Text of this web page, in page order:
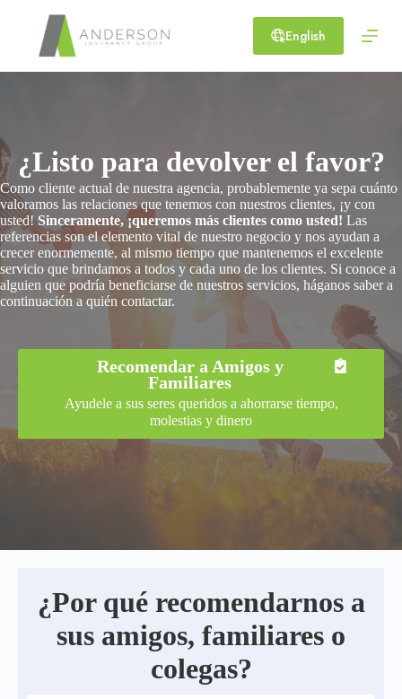
English
¿Listo para devolver el favor?
Como cliente actual de nuestra agencia, probablemente ya sepa cuánto
valoramos las relaciones que tenemos con nuestros clientes, ¡y con
usted!Sinceramente, ¡queremos más clientes como usted! Las
referencias son el elemento vital de nuestro negocio y nos ayudan a
crecer enormemente, al mismo tiempo que mantenemos el excelente
servicio que brindamos a todos y cada uno de los clientes. Si conoce a
alguien que podría beneficiarse de nuestros servicios, háganos saber a
continuación a quién contactar.
Recomendar a Amigos y
Familiares
Ayudele a sus seres queridos a ahorrarse tiempo,
molestias y dinero
¿Por qué recomendarnos a
sus amigos, familiares o
colegas?